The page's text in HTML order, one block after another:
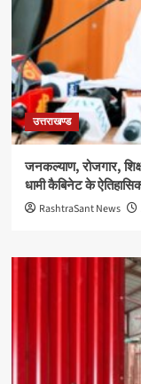
उत्तराखण्ड
जनकल्याण, रोजगार,
धामी कैबिनेट के
RashtraSant News